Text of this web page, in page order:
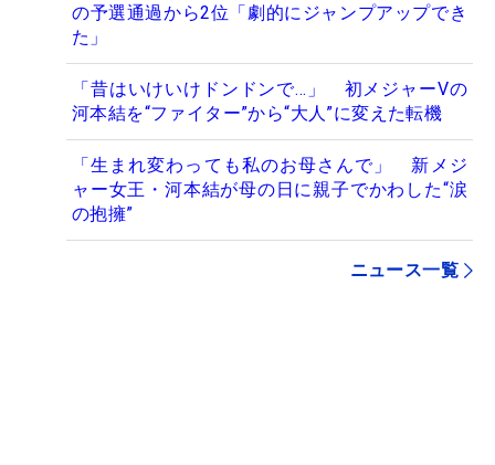
の予選通過から2位「劇的にジャンプアップでき
た」
「昔はいけいけドンドンで…」 初メジャーVの
河本結を“ファイター”から“大人”に変えた転機
「生まれ変わっても私のお母さんで」 新メジ
ャー女王・河本結が母の日に親子でかわした“涙
の抱擁”
ニュース一覧